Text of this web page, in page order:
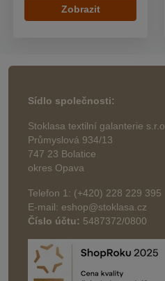
Zobrazit
Sídlo společnosti:
Stoklasa textilní galanterie s.r.o.
Průmyslová 934/13
747 23 Bolatice
okres Opava
Telefon 1: (+420) 228 229 395
E-mail: eshop@stoklasa.cz
Číslo účtu: 5487372/0800